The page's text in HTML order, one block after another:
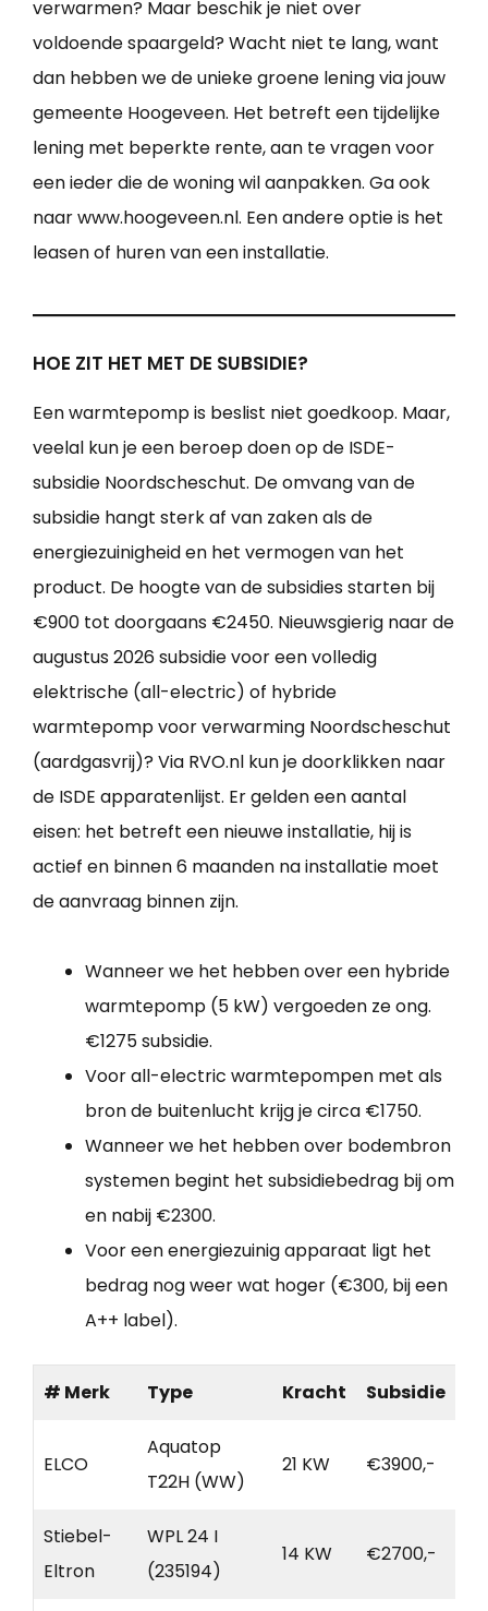
verwarmen? Maar beschik je niet over
voldoende spaargeld? Wacht niet te lang, want
dan hebben we de unieke groene lening via jouw
gemeente Hoogeveen. Het betreft een tijdelijke
lening met beperkte rente, aan te vragen voor
een ieder die de woning wil aanpakken. Ga ook
naar www.hoogeveen.nl. Een andere optie is het
leasen of huren van een installatie.
HOE ZIT HET MET DE SUBSIDIE?
Een warmtepomp is beslist niet goedkoop. Maar,
veelal kun je een beroep doen op de ISDE-
subsidie Noordscheschut. De omvang van de
subsidie hangt sterk af van zaken als de
energiezuinigheid en het vermogen van het
product. De hoogte van de subsidies starten bij
€900 tot doorgaans €2450. Nieuwsgierig naar de
augustus 2026 subsidie voor een volledig
elektrische (all-electric) of hybride
warmtepomp voor verwarming Noordscheschut
(aardgasvrij)? Via RVO.nl kun je doorklikken naar
de ISDE apparatenlijst. Er gelden een aantal
eisen: het betreft een nieuwe installatie, hij is
actief en binnen 6 maanden na installatie moet
de aanvraag binnen zijn.
Wanneer we het hebben over een hybride
warmtepomp (5 kW) vergoeden ze ong.
€1275 subsidie.
Voor all-electric warmtepompen met als
bron de buitenlucht krijg je circa €1750.
Wanneer we het hebben over bodembron
systemen begint het subsidiebedrag bij om
en nabij €2300.
Voor een energiezuinig apparaat ligt het
bedrag nog weer wat hoger (€300, bij een
A++ label).
# Merk Type Kracht Subsidie
ELCO
Aquatop
T22H (WW)
21 KW €3900,-
Stiebel-
Eltron
WPL 24 I
(235194)
14 KW €2700,-